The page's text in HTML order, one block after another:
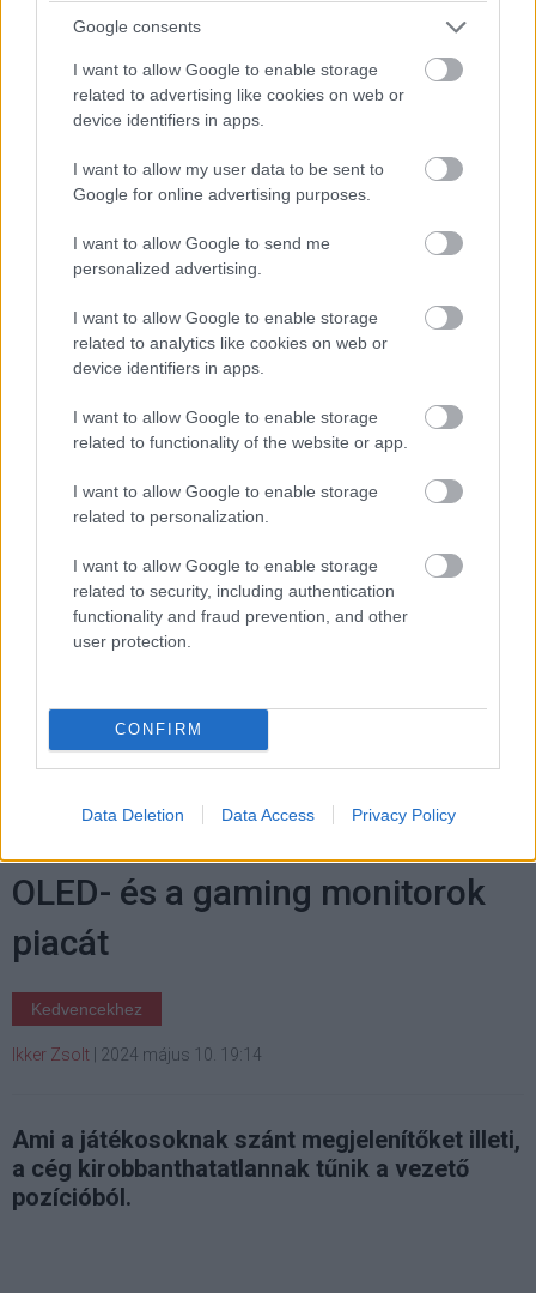
Google consents
I want to allow Google to enable storage
related to advertising like cookies on web or
device identifiers in apps.
I want to allow my user data to be sent to
Google for online advertising purposes.
I want to allow Google to send me
personalized advertising.
I want to allow Google to enable storage
related to analytics like cookies on web or
device identifiers in apps.
I want to allow Google to enable storage
related to functionality of the website or app.
I want to allow Google to enable storage
related to personalization.
I want to allow Google to enable storage
related to security, including authentication
functionality and fraud prevention, and other
user protection.
CONFIRM
Data Deletion Data Access Privacy Policy
Kinézet:
balatoni kardioösvény (X)
4 és egy 8 km-es egészségügyi tanösvény nyílt
Balatonalmádiban.
#driver booster
#meghajtóprogram
#windows
#segédprogram
#pcw max #teszt
Hozzászólások
OLED- és a gaming monitorok
piacát
Kedvencekhez
Ikker Zsolt 2024 május 10. 19:14
Ami a játékosoknak szánt megjelenítőket illeti,
a cég kirobbanthatatlannak tűnik a vezető
pozícióból.